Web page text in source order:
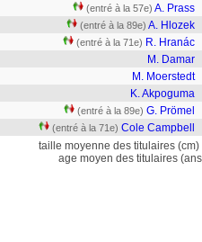
(entré à la 57e) A. Prass
(entré à la 89e) A. Hlozek
(entré à la 71e) R. Hranác
M. Damar
M. Moerstedt
K. Akpoguma
(entré à la 89e) G. Prömel
(entré à la 71e) Cole Campbell
taille moyenne des titulaires (cm)
age moyen des titulaires